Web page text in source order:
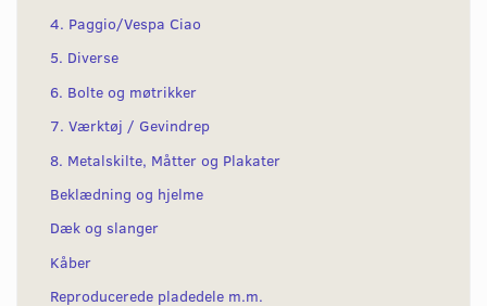
4. Paggio/Vespa Ciao
5. Diverse
6. Bolte og møtrikker
7. Værktøj / Gevindrep
8. Metalskilte, Måtter og Plakater
Beklædning og hjelme
Dæk og slanger
Kåber
Reproducerede pladedele m.m.